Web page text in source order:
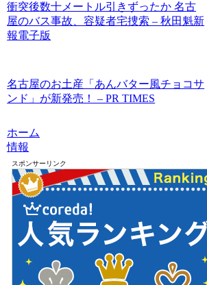
衝突後数十メートル引きずったか 名古
屋のバス事故、容疑者宅捜索 – 秋田魁新
報電子版
名古屋のお土産「あんバター風チョコサ
ンド」が新発売！ – PR TIMES
ホーム
情報
スポンサーリンク